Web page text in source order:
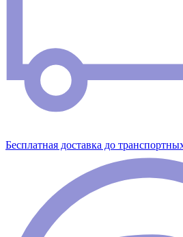
Бесплатная доставка до